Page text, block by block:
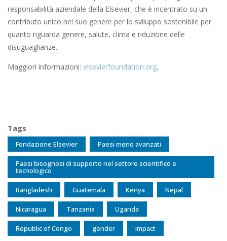
responsabilità aziendale della Elsevier, che è incentrato su un
contributo unico nel suo genere per lo sviluppo sostenibile per
quanto riguarda genere, salute, clima e riduzione delle
disuguaglianze.
Maggiori informazioni: elsevierfoundation.org.
Tags
Fondazione Elsevier Paesi meno avanzati
Paesi bisognosi di supporto nel settore scientifico e
tecnologico
Bangladesh Guatemala Kenya Nepal
Nicaragua Tanzania Uganda
Republic of Congo gender impact